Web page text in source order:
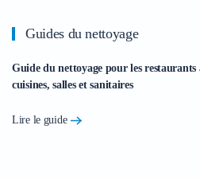
Guides du nettoyage
Guide du nettoyage pour les
cuisines, salles et sanitaires
Lire le guide